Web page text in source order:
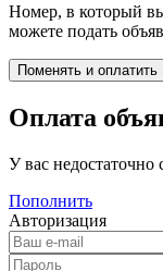
Номер, в который
можете подать
Оплата
У вас недостаточно
Пополнить
Авторизация